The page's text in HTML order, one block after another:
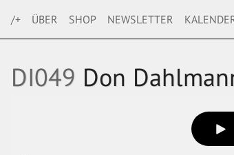
/+ ÜBER SHOP NEWSLETTER
DI049 Don